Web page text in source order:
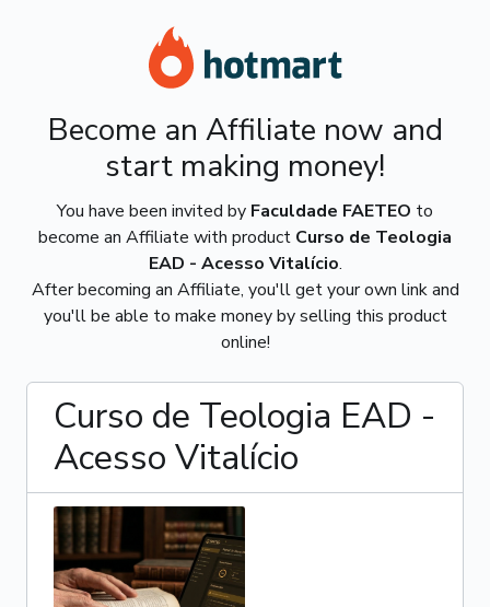
Become an Affiliate now and
start making money!
You have been invited by Faculdade FAETEO to
become an Affiliate with product Curso de Teologia
EAD - Acesso Vitalício.
After becoming an Affiliate, you'll get your own link and
you'll be able to make money by selling this product
online!
Curso de Teologia EAD -
Acesso Vitalício